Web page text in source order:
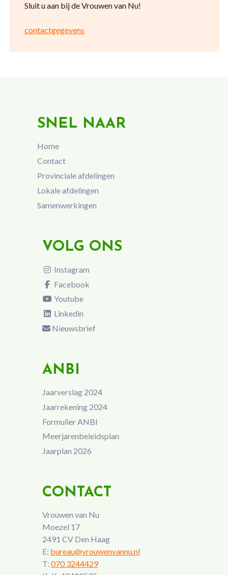
Sluit u aan bij de Vrouwen van Nu!
contactgegevens
SNEL NAAR
Home
Contact
Provinciale afdelingen
Lokale afdelingen
Samenwerkingen
VOLG ONS
Instagram
Facebook
Youtube
Linkedin
Nieuwsbrief
ANBI
Jaarverslag 2024
Jaarrekening 2024
Formulier ANBI
Meerjarenbeleidsplan
Jaarplan 2026
CONTACT
Vrouwen van Nu
Moezel 17
2491 CV Den Haag
E: bureau@vrouwenvannu.nl
T: 070 3244429